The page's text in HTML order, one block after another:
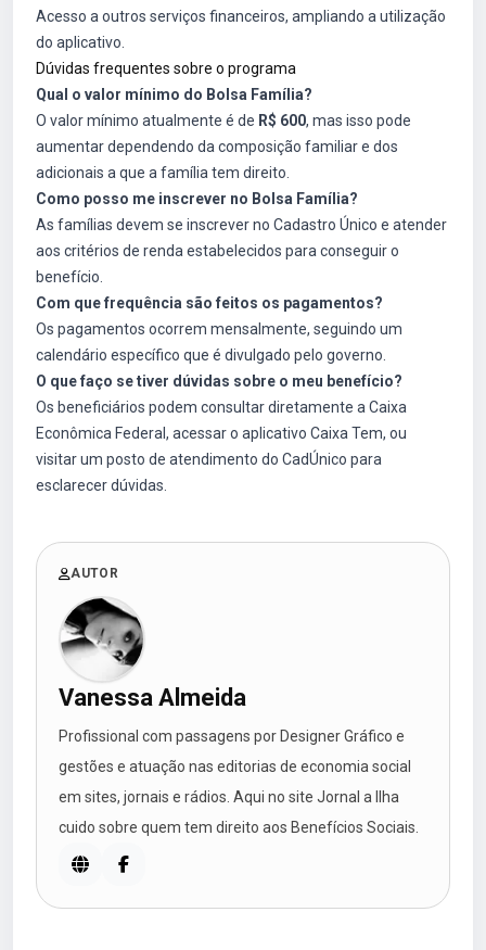
Acesso a outros serviços financeiros, ampliando a utilização
do aplicativo.
Dúvidas frequentes sobre o programa
Qual o valor mínimo do Bolsa Família?
O valor mínimo atualmente é de R$ 600, mas isso pode
aumentar dependendo da composição familiar e dos
adicionais a que a família tem direito.
Como posso me inscrever no Bolsa Família?
As famílias devem se inscrever no Cadastro Único e atender
aos critérios de renda estabelecidos para conseguir o
benefício.
Com que frequência são feitos os pagamentos?
Os pagamentos ocorrem mensalmente, seguindo um
calendário específico que é divulgado pelo governo.
O que faço se tiver dúvidas sobre o meu benefício?
Os beneficiários podem consultar diretamente a Caixa
Econômica Federal, acessar o aplicativo Caixa Tem, ou
visitar um posto de atendimento do CadÚnico para
esclarecer dúvidas.
AUTOR
Vanessa Almeida
Profissional com passagens por Designer Gráfico e
gestões e atuação nas editorias de economia social
em sites, jornais e rádios. Aqui no site Jornal a Ilha
cuido sobre quem tem direito aos Benefícios Sociais.